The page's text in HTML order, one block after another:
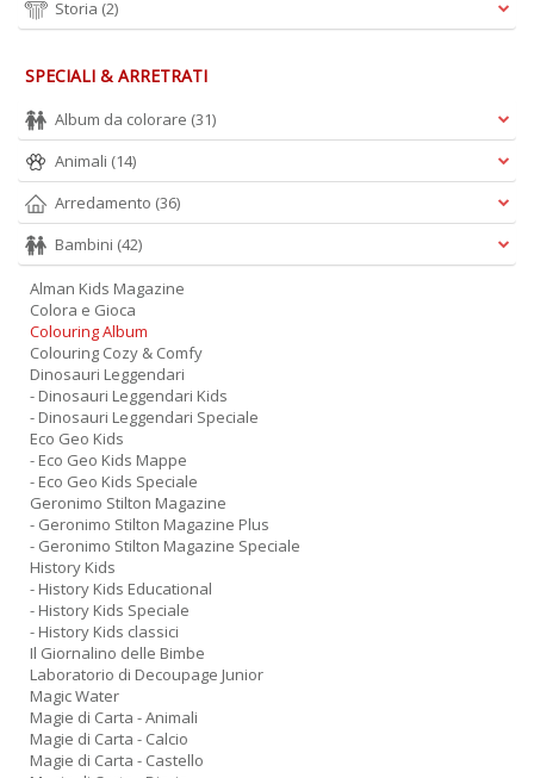
Storia (2)
SPECIALI & ARRETRATI
Album da colorare (31)
Animali (14)
Arredamento (36)
Bambini (42)
Alman Kids Magazine
Colora e Gioca
Colouring Album
Colouring Cozy & Comfy
Dinosauri Leggendari
- Dinosauri Leggendari Kids
- Dinosauri Leggendari Speciale
Eco Geo Kids
- Eco Geo Kids Mappe
- Eco Geo Kids Speciale
Geronimo Stilton Magazine
- Geronimo Stilton Magazine Plus
- Geronimo Stilton Magazine Speciale
History Kids
- History Kids Educational
- History Kids Speciale
- History Kids classici
Il Giornalino delle Bimbe
Laboratorio di Decoupage Junior
Magic Water
Magie di Carta - Animali
Magie di Carta - Calcio
Magie di Carta - Castello